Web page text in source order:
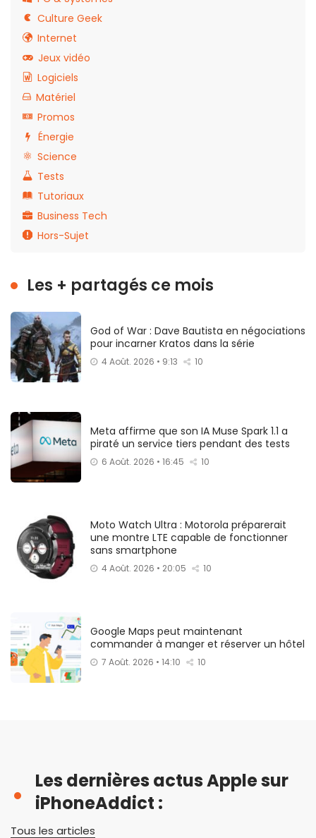
Culture Geek
Internet
Jeux vidéo
Logiciels
Matériel
Promos
Énergie
Science
Tests
Tutoriaux
Business Tech
Hors-Sujet
Les + partagés ce mois
God of War : Dave Bautista en négociations
pour incarner Kratos dans la série
4 Août. 2026 • 9:13 10
Meta affirme que son IA Muse Spark 1.1 a
piraté un service tiers pendant des tests
6 Août. 2026 • 16:45 10
Moto Watch Ultra : Motorola préparerait
une montre LTE capable de fonctionner
sans smartphone
4 Août. 2026 • 20:05 10
Google Maps peut maintenant
commander à manger et réserver un hôtel
7 Août. 2026 • 14:10 10
Les dernières actus Apple sur
iPhoneAddict :
Tous les articles